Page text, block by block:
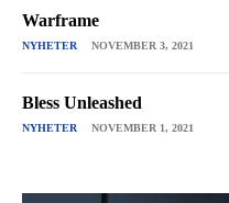
Warframe
NYHETER NOVEMBER 3, 2021
Bless Unleashed
NYHETER NOVEMBER 1, 2021